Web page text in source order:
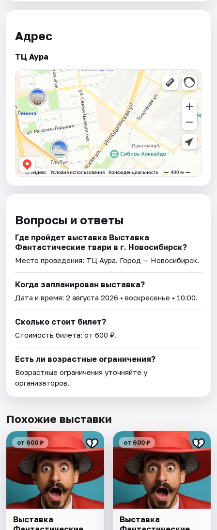
Адрес
ТЦ Аура
Вопросы и ответы
Где пройдет выставка Выставка
Фантастические твари в г. Новосибирск?
Место проведения: ТЦ Аура. Город — Новосибирск.
Когда запланирован выставка?
Дата и время:2 августа 2026 • воскресенье • 10:00.
Сколько стоит билет?
Стоимость билета: от 600 ₽.
Есть ли возрастные ограничения?
Возрастные ограничения уточняйте у
организаторов.
Похожие выставки
от 600 ₽
Выставка
от 600 ₽
Выставка